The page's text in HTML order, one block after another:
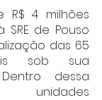
R$ 4 milhões
de Pouso
das 65
sob sua
dessa
unidades